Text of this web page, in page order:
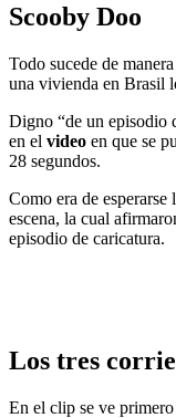
Scooby Doo
Todo sucede de
una vivienda en Brasil
Digno “de un episodio
en el video en que se
28 segundos.
Como era de
escena, la cual
episodio de caricatura.
Los tres
En el clip se ve primero